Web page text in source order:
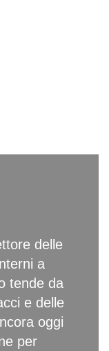
delle
a
tende da
e delle
oggi
per